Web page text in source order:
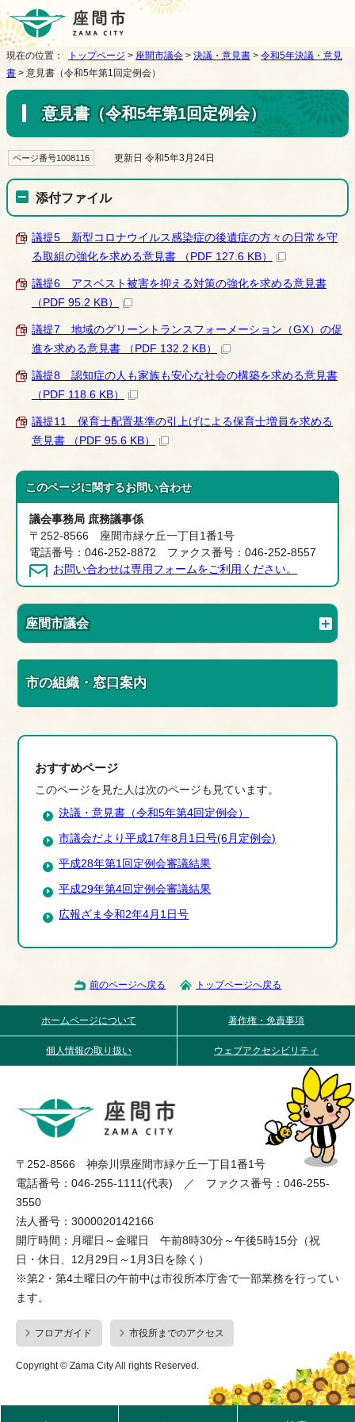
現在の位置： トップページ > 座間市議会 > 決議・意見書 > 令和5年決議・意見
書 > 意見書（令和5年第1回定例会）
意見書（令和5年第1回定例会）
ページ番号1008116 更新日 令和5年3月24日
添付ファイル
議提5 新型コロナウイルス感染症の後遺症の方々の日常を守
る取組の強化を求める意見書 （PDF 127.6 KB）
議提6 アスベスト被害を抑える対策の強化を求める意見書
（PDF 95.2 KB）
議提7 地域のグリーントランスフォーメーション（GX）の促
進を求める意見書 （PDF 132.2 KB）
議提8 認知症の人も家族も安心な社会の構築を求める意見書
（PDF 118.6 KB）
議提11 保育士配置基準の引上げによる保育士増員を求める
意見書 （PDF 95.6 KB）
このページに関するお問い合わせ
議会事務局 庶務議事係
〒252-8566 座間市緑ケ丘一丁目1番1号
電話番号：046-252-8872 ファクス番号：046-252-8557
お問い合わせは専用フォームをご利用ください。
座間市議会
市の組織・窓口案内
おすすめページ
このページを見た人は次のページも見ています。
決議・意見書（令和5年第4回定例会）
市議会だより平成17年8月1日号(6月定例会)
平成28年第1回定例会審議結果
平成29年第4回定例会審議結果
広報ざま令和2年4月1日号
前のページへ戻る トップページへ戻る
ホームページについて 著作権・免責事項
個人情報の取り扱い ウェブアクセシビリティ
〒252-8566 神奈川県座間市緑ケ丘一丁目1番1号
電話番号：046-255-1111(代表) ／ ファクス番号：046-255-
3550
法人番号：3000020142166
開庁時間：月曜日～金曜日 午前8時30分～午後5時15分（祝
日・休日、12月29日～1月3日を除く）
※第2・第4土曜日の午前中は市役所本庁舎で一部業務を行ってい
ます。
フロアガイド 市役所までのアクセス
Copyright © Zama City All rights Reserved.